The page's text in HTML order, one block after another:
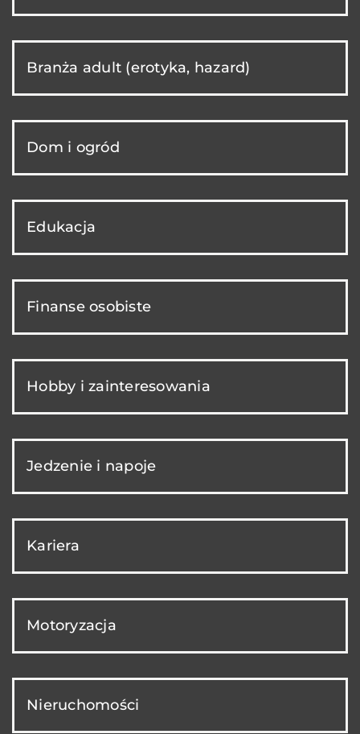
Branża adult (erotyka, hazard)
Dom i ogród
Edukacja
Finanse osobiste
Hobby i zainteresowania
Jedzenie i napoje
Kariera
Motoryzacja
Nieruchomości